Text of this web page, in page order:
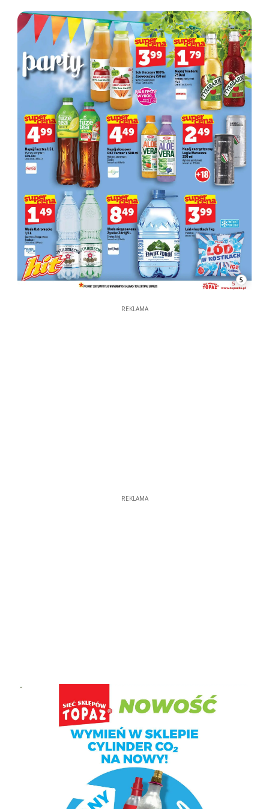
5
REKLAMA
REKLAMA